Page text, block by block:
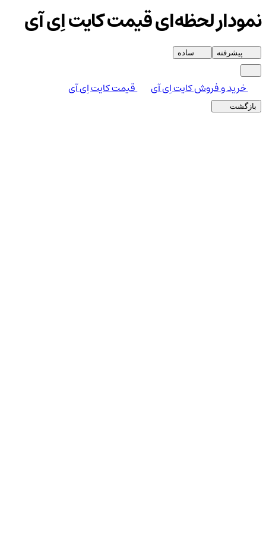
نمودار لحظه‌ای قیمت کایت اِی آی
پیشرفته ساده
خرید و فروش کایت اِی آی قیمت کایت اِی آی
بازگشت